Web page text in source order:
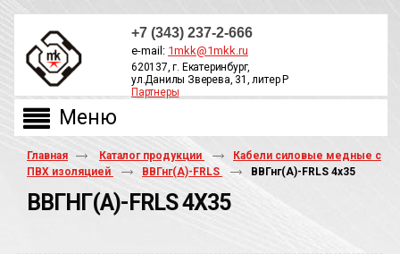
+7 (343) 237-2-666
e-mail: 1mkk@1mkk.ru
620137, г. Екатеринбург,
ул.Данилы Зверева, 31, литер Р
Партнеры
Главная Каталог продукции
Кабели силовые медные с
ПВХ изоляцией
ВВГнг(А)-FRLS ВВГнг(A)-FRLS 4х35
ВВГНГ(A)-FRLS 4Х35